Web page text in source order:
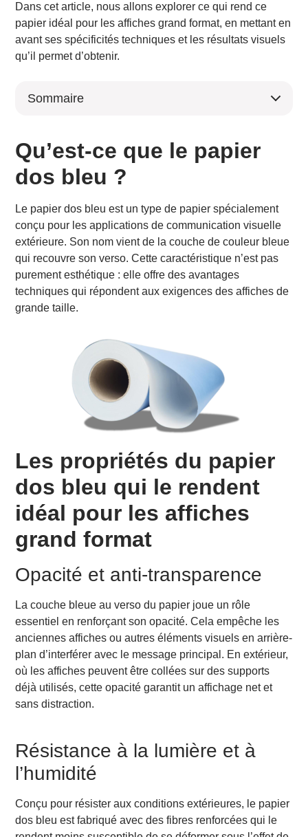
Dans cet article, nous allons explorer ce qui rend ce
papier idéal pour les affiches grand format, en mettant en
avant ses spécificités techniques et les résultats visuels
qu’il permet d’obtenir.
Sommaire
Les propriétés du papier dos bleu qui le rendent idéal
pour les affiches grand format
Opacité et anti-transparence
Résistance à la lumière et à l’humidité
Excellente qualité d’impression
Adapté aux grandes dimensions
Facilité de pose et de retrait
Les résultats visuels du papier dos bleu
Dans quels contextes utiliser le papier dos bleu ?
Le papier dos bleu, un allié incontournable pour les
affiches grand format
Qu’est-ce que le papier
dos bleu ?
Le papier dos bleu est un type de papier spécialement
conçu pour les applications de communication visuelle
extérieure. Son nom vient de la couche de couleur bleue
qui recouvre son verso. Cette caractéristique n’est pas
purement esthétique : elle offre des avantages
techniques qui répondent aux exigences des affiches de
grande taille.
Les propriétés du papier
dos bleu qui le rendent
idéal pour les affiches
grand format
Opacité et anti-transparence
La couche bleue au verso du papier joue un rôle
essentiel en renforçant son opacité. Cela empêche les
anciennes affiches ou autres éléments visuels en arrière-
plan d’interférer avec le message principal. En extérieur,
où les affiches peuvent être collées sur des supports
déjà utilisés, cette opacité garantit un affichage net et
sans distraction.
Résistance à la lumière et à
l’humidité
Conçu pour résister aux conditions extérieures, le papier
dos bleu est fabriqué avec des fibres renforcées qui le